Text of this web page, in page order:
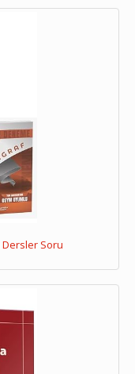
Dersler Soru